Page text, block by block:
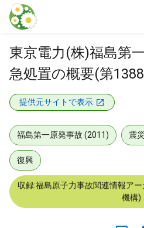
本文に飛ぶ
東京電力(株)福島第
急処置の概要(第
提供元サイトで表示
福島第一原発事故 (2011) 震
復興
収録:福島原子力事故関連情報ア
機構)